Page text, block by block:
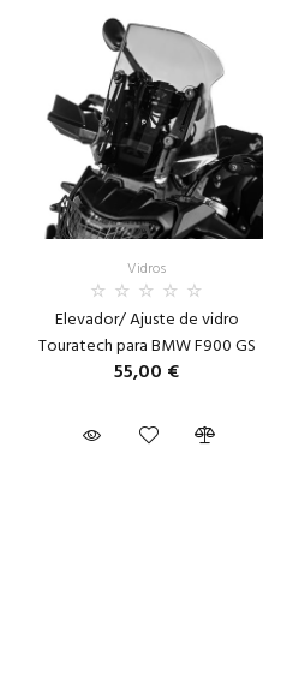
Vidros
Elevador/ Ajuste de vidro
Touratech para BMW F900 GS
55,00 €